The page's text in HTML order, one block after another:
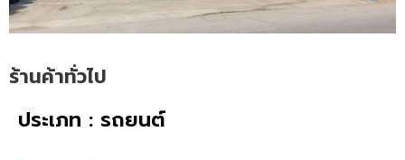
ร้านค้าทั่วไป
ประเภท : รถยนต์